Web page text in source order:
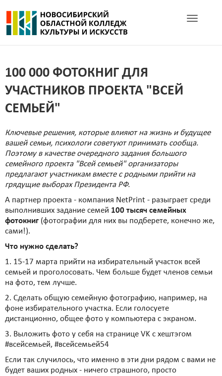
Toggle
100 000 ФОТОКНИГ ДЛЯ
УЧАСТНИКОВ ПРОЕКТА "ВСЕЙ
СЕМЬЕЙ"
Ключевые решения, которые влияют на жизнь и будущее
вашей семьи, психологи советуют принимать сообща.
Поэтому в качестве очередного задания большого
семейного проекта "Всей семьей" организаторы
предлагают участникам вместе с родными прийти на
грядущие выборах Президента РФ.
А партнер проекта - компания NetPrint - разыграет среди
выполнивших задание семей 100 тысяч семейных
фотокниг (фотографии для них вы подберете, конечно же,
сами!).
Что нужно сделать?
1. 15-17 марта прийти на избирательный участок всей
семьей и проголосовать. Чем больше будет членов семьи
на фото, тем лучше.
2. Сделать общую семейную фотографию, например, на
фоне избирательного участка. Если голосуете
дистанционно, общее фото у компьютера с экраном.
3. Выложить фото у себя на странице VK с хештэгом
#всейсемьей, #всейсемьей54
Если так случилось, что именно в эти дни рядом с вами не
будет ваших родных - ничего страшного, просто